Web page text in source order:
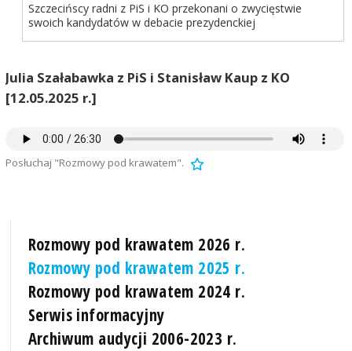
Szczecińscy radni z PiS i KO przekonani o zwycięstwie
swoich kandydatów w debacie prezydenckiej
Julia Szałabawka z PiS i Stanisław Kaup z KO
[12.05.2025 r.]
Posłuchaj "Rozmowy pod krawatem".
Rozmowy pod krawatem 2026 r.
Rozmowy pod krawatem 2025 r.
Rozmowy pod krawatem 2024 r.
Serwis informacyjny
Archiwum audycji 2006-2023 r.